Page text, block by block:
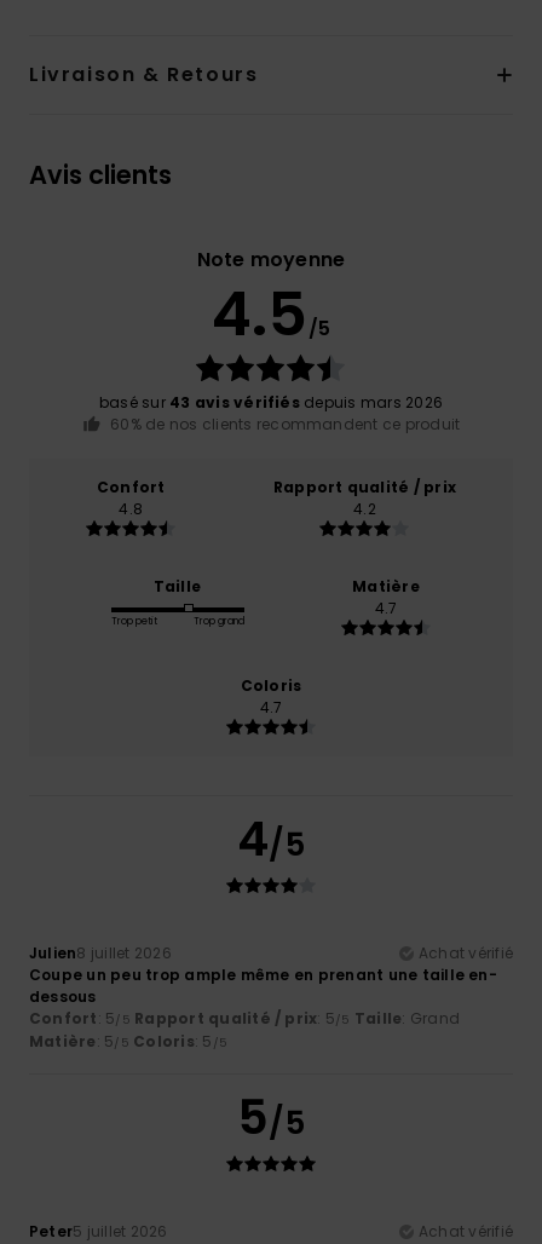
Livraison & Retours
Avis clients
Note moyenne
4.5 /5
basé sur 43 avis vérifiésdepuis mars 2026
60% de nos clients recommandent ce produit
Confort
4.8
Rapport qualité / prix
4.2
Taille
Trop petit Trop grand
Matière
4.7
Coloris
4.7
4/5
Julien8 juillet 2026
Achat vérifié
Coupe un peu trop ample même en prenant une taille en-
dessous
Confort: 5/5 Rapport qualité / prix: 5/5 Taille: Grand
Matière: 5/5 Coloris: 5 /5
5/5
Peter5 juillet 2026
Achat vérifié